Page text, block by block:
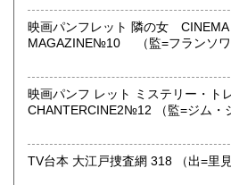
映画・演劇・演芸の専門古書店です
め、映画演劇関連書籍・雑誌・パ
ター・前売り半券・色紙などを豊
歌舞伎・落語・邦楽などのＣＤ・Ｄ
襲名披露等の引出物や手拭・扇子な
やTV、舞台の台本や資料も扱って
扱っています。
映画パンフレット 隣の女 CINEMA
MAGAZINE№10 （監=
映画パンフ レット ミステリー・ト
CHANTERCINE2№12
TV台本 大江戸